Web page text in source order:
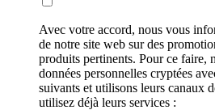
Avec votre accord, nous vous
de notre site web sur des
produits pertinents. Pour ce faire,
données personnelles cryptées
suivants et utilisons leurs canaux
utilisez déjà leurs services :